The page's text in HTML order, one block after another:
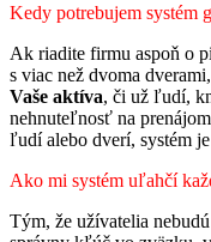
Kedy potrebujem systém
Ak riadite firmu aspoň o
s viac než dvoma
Vaše aktíva, či už ľudí,
nehnuteľnosť na
ľudí alebo dverí, systém
Ako mi systém uľahčí
Tým, že užívatelia